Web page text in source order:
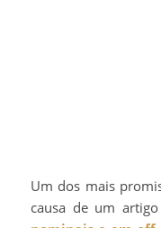
Um dos mais
causa de um